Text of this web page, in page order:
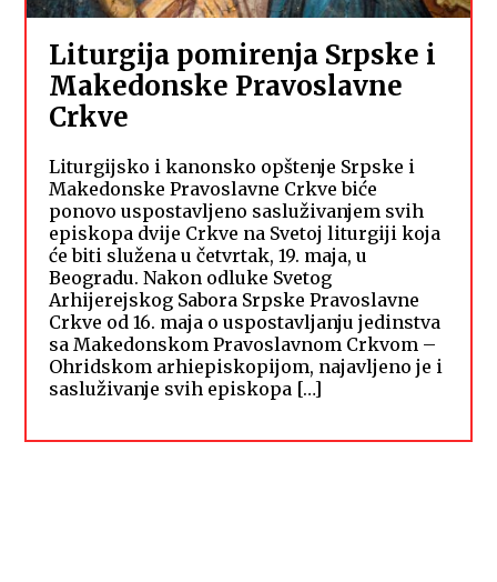
Liturgija pomirenja Srpske i
Makedonske Pravoslavne
Crkve
Liturgijsko i kanonsko opštenje Srpske i
Makedonske Pravoslavne Crkve biće
ponovo uspostavljeno sasluživanjem svih
episkopa dvije Crkve na Svetoj liturgiji koja
će biti služena u četvrtak, 19. maja, u
Beogradu. Nakon odluke Svetog
Arhijerejskog Sabora Srpske Pravoslavne
Crkve od 16. maja o uspostavljanju jedinstva
sa Makedonskom Pravoslavnom Crkvom –
Ohridskom arhiepiskopijom, najavljeno je i
sasluživanje svih episkopa […]